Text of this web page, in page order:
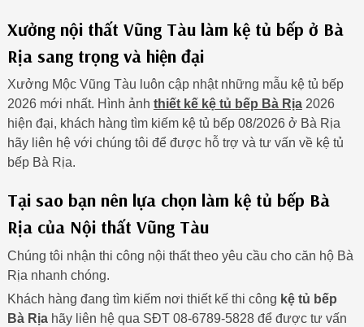
Xưởng nội thất Vũng Tàu làm kệ tủ bếp ở Bà
Rịa sang trọng và hiện đại
Xưởng Mộc Vũng Tàu luôn cập nhật những mẫu kệ tủ bếp
2026 mới nhất. Hình ảnh thiết kế kệ tủ bếp Bà Rịa2026
hiện đại, khách hàng tìm kiếm kệ tủ bếp 08/2026 ở Bà Rịa
hãy liên hệ với chúng tôi để được hỗ trợ và tư vấn về kệ tủ
bếp Bà Rịa.
Tại sao bạn nên lựa chọn làm kệ tủ bếp Bà
Rịa của Nội thất Vũng Tàu
Chúng tôi nhận thi công nội thất theo yêu cầu cho căn hộ Bà
Rịa nhanh chóng.
Khách hàng đang tìm kiếm nơi thiết kế thi công kệ tủ bếp
Bà Rịahãy liên hệ qua SĐT 08-6789-5828 để được tư vấn